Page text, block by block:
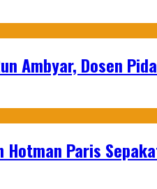
Ambyar, Dosen
Hotman Paris